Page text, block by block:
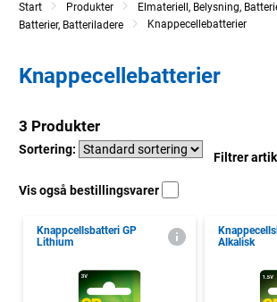
Start Produkter
Elmateriell, Belysning,
Batterier, Batteriladere
Knappecellebatterier
Knappecellebatterier
3 Produkter
Sortering:
Filtrer
Vis også bestillingsvarer
Knappcellsbatteri GP
Lithium
Alkalisk